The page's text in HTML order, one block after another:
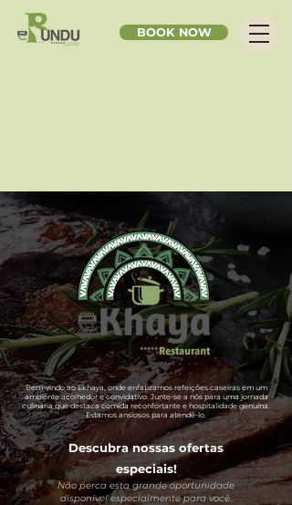
BOOK NOW
Bem-vindo ao Ekhaya, onde enfatizamos refeições caseiras em um
ambiente acolhedor e convidativo. Junte-se a nós para uma jornada
culinária que destaca comida reconfortante e hospitalidade genuína.
Estamos ansiosos para atendê-lo.
Descubra nossas ofertas
especiais!
Não perca esta grande oportunidade
disponível especialmente para você.